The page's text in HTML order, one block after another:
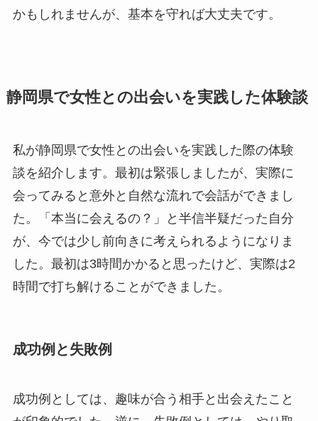
かもしれませんが、基本を守れば大丈夫です。
静岡県で女性との出会いを実践した体験談
私が静岡県で女性との出会いを実践した際の体験
談を紹介します。最初は緊張しましたが、実際に
会ってみると意外と自然な流れで会話ができまし
た。「本当に会えるの？」と半信半疑だった自分
が、今では少し前向きに考えられるようになりま
した。最初は3時間かかると思ったけど、実際は2
時間で打ち解けることができました。
成功例と失敗例
成功例としては、趣味が合う相手と出会えたこと